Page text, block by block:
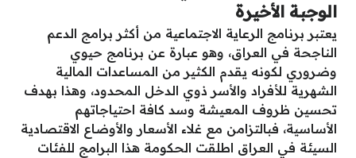
الوجبة الأخيرة
يعتبر برنامج الرعاية الاجتماعية من أكثر برامج الدعم
الناجحة في العراق، وهو عبارة عن برنامج حيوي
وضروري لكونه يقدم الكثير من المساعدات المالية
الشهرية للأفراد والأسر ذوي الدخل المحدود، وهذا بهدف
تحسين ظروف المعيشة وسد كافة احتياجاتهم
الأساسية، فبالتزامن مع غلاء الأسعار والأوضاع الاقتصادية
السيئة في العراق اطلقت الحكومة هذا البرامج للفئات